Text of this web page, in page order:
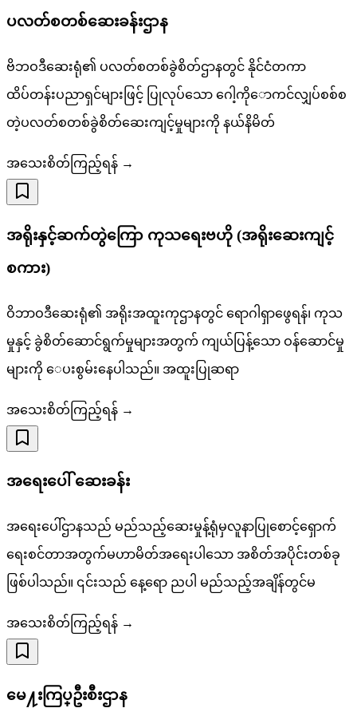
ပလတ်စတစ်ဆေးခန်းဌာန
ဗိဘဝဒီဆေးရုံ၏ ပလတ်စတစ်ခွဲစိတ်ဌာနတွင် နိုင်ငံတကာ
ထိပ်တန်းပညာရှင်များဖြင့် ပြုလုပ်သော ဂေါ့ကိုောကင်လျှပ်စစ်စ
တဲ့ပလတ်စတစ်ခွဲစိတ်ဆေးကျင့်မှုများကို နယ်နိမိတ်
အသေးစိတ်ကြည့်ရန် →
အရိုးနှင့်ဆက်တွဲကြော ကုသရေးဗဟို (အရိုးဆေးကျင့်
စကား)
ဝိဘာဝဒီဆေးရုံ၏ အရိုးအထူးကုဌာနတွင် ရောဂါရှာဖွေရန်၊ ကုသ
မှုနှင့် ခွဲစိတ်ဆောင်ရွက်မှုများအတွက် ကျယ်ပြန့်သော ဝန်ဆောင်မှု
များကို ေပးစွမ်းနေပါသည်။ အထူးပြုဆရာ
အသေးစိတ်ကြည့်ရန် →
အရေးပေါ် ဆေးခန်း
အရေးပေါ်ဌာနသည် မည်သည့်ဆေးမှုန့်ရုံမှလူနာပြုစောင့်ရှောက်
ရေးစင်တာအတွက်မဟာမိတ်အရေးပါသော အစိတ်အပိုင်းတစ်ခု
ဖြစ်ပါသည်။ ၎င်းသည် နေ့ရော ညပါ မည်သည့်အချိန်တွင်မ
အသေးစိတ်ကြည့်ရန် →
မေ႔းကြပ္ဦးစီးဌာန